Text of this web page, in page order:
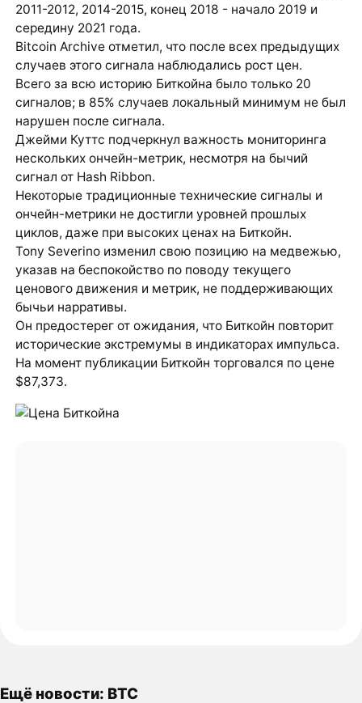
2011-2012, 2014-2015, конец 2018 - начало 2019 и
середину 2021 года.
Bitcoin Archive отметил, что после всех предыдущих
случаев этого сигнала наблюдались рост цен.
Всего за всю историю Биткойна было только 20
сигналов; в 85% случаев локальный минимум не был
нарушен после сигнала.
Джейми Куттс подчеркнул важность мониторинга
нескольких ончейн-метрик, несмотря на бычий
сигнал от Hash Ribbon.
Некоторые традиционные технические сигналы и
ончейн-метрики не достигли уровней прошлых
циклов, даже при высоких ценах на Биткойн.
Tony Severino изменил свою позицию на медвежью,
указав на беспокойство по поводу текущего
ценового движения и метрик, не поддерживающих
бычьи нарративы.
Он предостерег от ожидания, что Биткойн повторит
исторические экстремумы в индикаторах импульса.
На момент публикации Биткойн торговался по цене
$87,373.
Ещё новости: BTC